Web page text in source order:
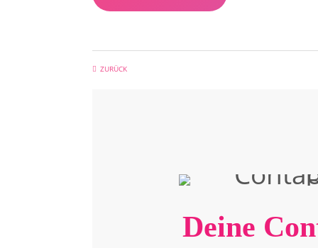
ZURÜCK
Deine